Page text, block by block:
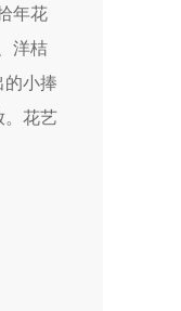
年花
洋桔
的小捧
。花艺